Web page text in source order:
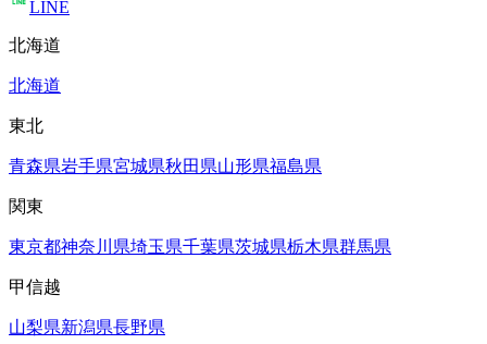
LINE
北海道
北海道
東北
青森県岩手県宮城県秋田県山形県福島県
関東
東京都神奈川県埼玉県千葉県茨城県栃木県群馬県
甲信越
山梨県新潟県長野県